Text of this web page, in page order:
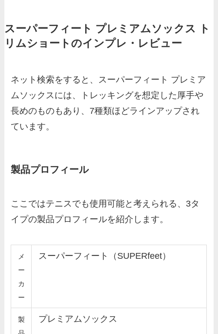
スーパーフィート プレミアムソックス ト
リムショートのインプレ・レビュー
ネット検索をすると、スーパーフィート プレミア
ムソックスには、トレッキングを想定した厚手や
長めのものもあり、7種類ほどラインアップされ
ています。
製品プロフィール
ここではテニスでも使用可能と考えられる、3タ
イプの製品プロフィールを紹介します。
メ
ー
カ
ー
スーパーフィート（SUPERfeet）
製
プレミアムソックス